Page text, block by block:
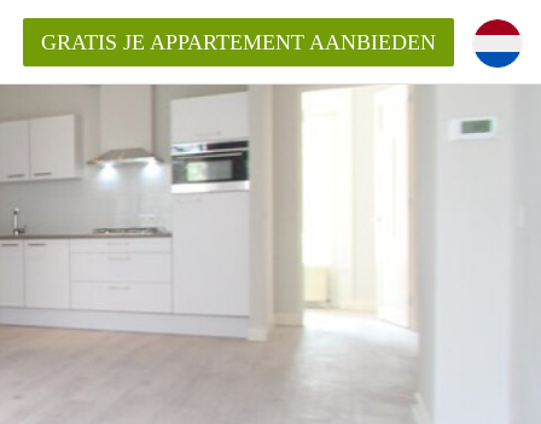
?
het aangeboden
GRATIS JE APPARTEMENT AANBIEDEN